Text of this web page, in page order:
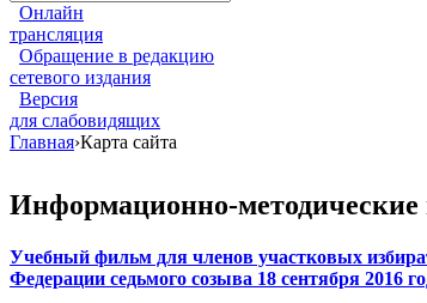
Онлайн
трансляция
Обращение в редакцию
сетевого издания
Версия
для слабовидящих
Главная›Карта сайта
Информационно-методические
Учебный фильм для членов участковых
Федерации седьмого созыва 18 сентября 2016